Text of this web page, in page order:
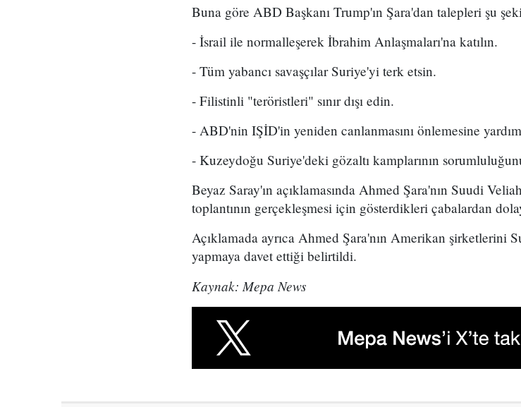
Buna göre ABD Başkanı Trump'ın Şara'dan talepleri şu
- İsrail ile normalleşerek İbrahim Anlaşmaları'na katılın.
- Tüm yabancı savaşçılar Suriye'yi terk etsin.
- Filistinli "teröristleri" sınır dışı edin.
- ABD'nin IŞİD'in yeniden canlanmasını önlemesine
- Kuzeydoğu Suriye'deki gözaltı kamplarının
Beyaz Saray'ın açıklamasında Ahmed Şara'nın Suudi
toplantının gerçekleşmesi için gösterdikleri çabalardan
Açıklamada ayrıca Ahmed Şara'nın Amerikan şirketlerini
yapmaya davet ettiği belirtildi.
Kaynak: Mepa News